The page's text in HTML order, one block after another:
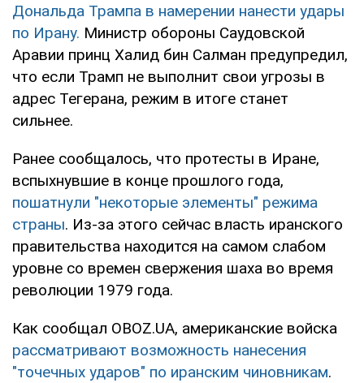
Дональда Трампа в намерении нанести удары
по Ирану. Министр обороны Саудовской
Аравии принц Халид бин Салман предупредил,
что если Трамп не выполнит свои угрозы в
адрес Тегерана, режим в итоге станет
сильнее.
Ранее сообщалось, что протесты в Иране,
вспыхнувшие в конце прошлого года,
пошатнули "некоторые элементы" режима
страны. Из-за этого сейчас власть иранского
правительства находится на самом слабом
уровне со времен свержения шаха во время
революции 1979 года.
Как сообщал OBOZ.UA, американские войска
рассматривают возможность нанесения
"точечных ударов" по иранским чиновникам.